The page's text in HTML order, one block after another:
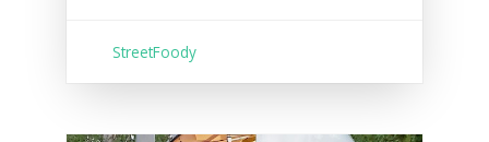
StreetFoody